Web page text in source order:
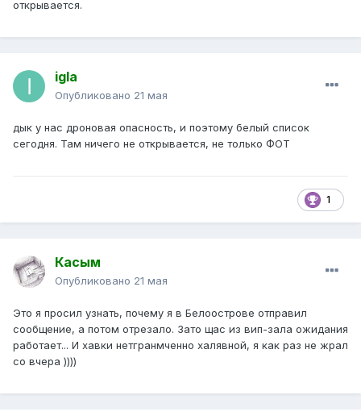
открывается.
igla
Опубликовано 21 мая
дык у нас дроновая опасность, и поэтому белый список
сегодня. Там ничего не открывается, не только ФОТ
1
Касым
Опубликовано 21 мая
Это я просил узнать, почему я в Белоострове отправил
сообщение, а потом отрезало. Зато щас из вип-зала ожидания
работает... И хавки нетгранмченно халявной, я как раз не жрал
со вчера ))))